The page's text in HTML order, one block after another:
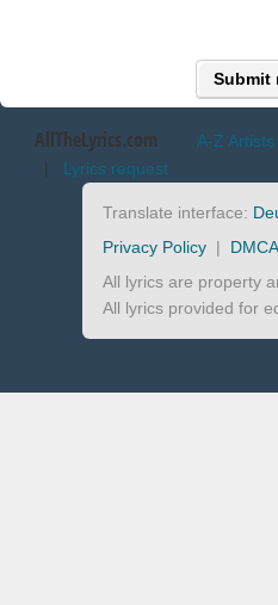
Submit
AllTheLyrics.com A-Z Artists
| Lyrics request
Translate interface:
Privacy Policy |
All lyrics are property
All lyrics provided for